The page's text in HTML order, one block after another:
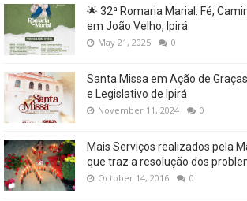
🌟 32ª Romaria Marial: Fé,
em João Velho, Ipirá
May 21, 2025 0
Santa Missa em Ação de
e Legislativo de Ipirá
November 11, 2024 0
Mais Serviços realizados pela
que traz a resolução dos
October 14, 2016 0